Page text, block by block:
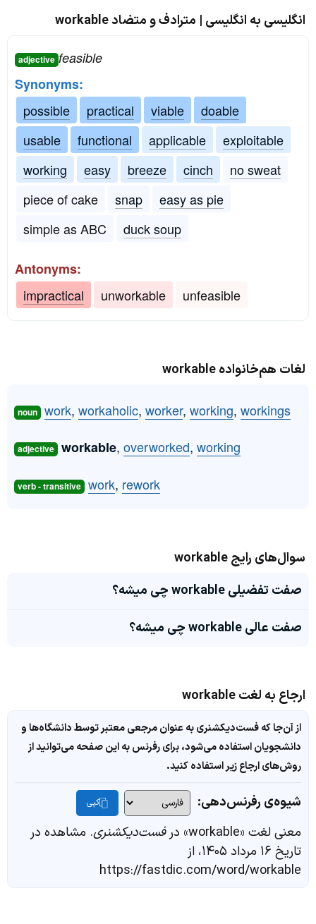
انگلیسی به انگلیسی | مترادف و متضاد workable
adjective feasible
Synonyms:
possible
practical viable
doable
usable
functional applicable
exploitable
working
easy breeze cinch
no sweat
piece of cake
snap
easy as pie
simple as ABC
duck soup
Antonyms:
impractical
unworkable unfeasible
لغات هم‌خانواده workable
noun work, workaholic, worker, working, workings
adjective workable, overworked, working
verb - transitive work, rework
سوال‌های رایج workable
صفت تفضیلی workable چی میشه؟
صفت عالی workable چی میشه؟
ارجاع به لغت workable
از آن‌جا که فست‌دیکشنری به عنوان مرجعی معتبر توسط دانشگاه‌ها و
دانشجویان استفاده می‌شود، برای رفرنس به این صفحه می‌توانید از
روش‌های ارجاع زیر استفاده کنید.
شیوه‌ی رفرنس‌دهی: کپی
معنی لغت «workable» در فست‌دیکشنری. مشاهده در
تاریخ ۱۶ مرداد ۱۴۰۵، از
https://fastdic.com/word/workable